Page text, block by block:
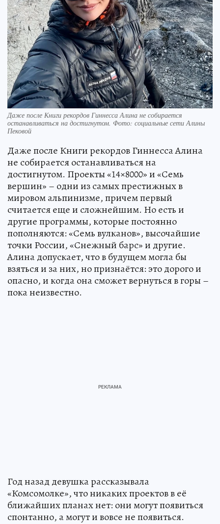
Даже после Книги рекордов Гиннесса Алина не собирается
останавливаться на достигнутом. Фото: социальные сети Алины
Пековой
Даже после Книги рекордов Гиннесса Алина
не собирается останавливаться на
достигнутом. Проекты «14×8000» и «Семь
вершин» – одни из самых престижных в
мировом альпинизме, причем первый
считается еще и сложнейшим. Но есть и
другие программы, которые постоянно
пополняются: «Семь вулканов», высочайшие
точки России, «Снежный барс» и другие.
Алина допускает, что в будущем могла бы
взяться и за них, но признаётся: это дорого и
опасно, и когда она сможет вернуться в горы –
пока неизвестно.
Год назад девушка рассказывала
«Комсомолке», что никаких проектов в её
ближайших планах нет: они могут появиться
спонтанно, а могут и вовсе не появиться.